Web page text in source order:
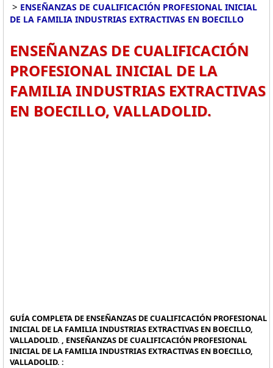
> ENSEÑANZAS DE CUALIFICACIÓN PROFESIONAL INICIAL
DE LA FAMILIA INDUSTRIAS EXTRACTIVAS EN BOECILLO
ENSEÑANZAS DE CUALIFICACIÓN
PROFESIONAL INICIAL DE LA
FAMILIA INDUSTRIAS EXTRACTIVAS
EN BOECILLO, VALLADOLID.
GUÍA COMPLETA DE ENSEÑANZAS DE CUALIFICACIÓN PROFESIONAL
INICIAL DE LA FAMILIA INDUSTRIAS EXTRACTIVAS EN BOECILLO,
VALLADOLID. , ENSEÑANZAS DE CUALIFICACIÓN PROFESIONAL
INICIAL DE LA FAMILIA INDUSTRIAS EXTRACTIVAS EN BOECILLO,
VALLADOLID. :